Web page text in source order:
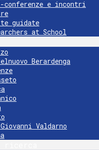
conferenze e incontri
guidate
at School
Berardenga
Valdarno